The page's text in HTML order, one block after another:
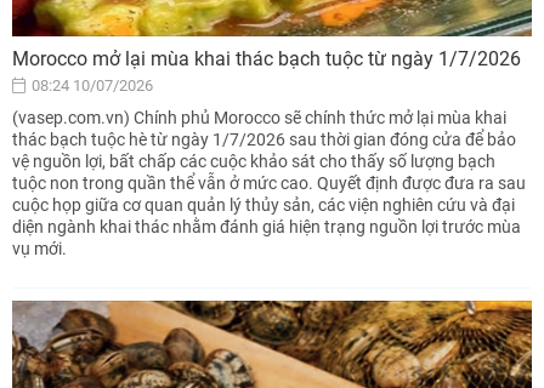
Morocco mở lại mùa khai thác bạch tuộc từ ngày 1/7/2026
08:24 10/07/2026
(vasep.com.vn) Chính phủ Morocco sẽ chính thức mở lại mùa khai
thác bạch tuộc hè từ ngày 1/7/2026 sau thời gian đóng cửa để bảo
vệ nguồn lợi, bất chấp các cuộc khảo sát cho thấy số lượng bạch
tuộc non trong quần thể vẫn ở mức cao. Quyết định được đưa ra sau
cuộc họp giữa cơ quan quản lý thủy sản, các viện nghiên cứu và đại
diện ngành khai thác nhằm đánh giá hiện trạng nguồn lợi trước mùa
vụ mới.